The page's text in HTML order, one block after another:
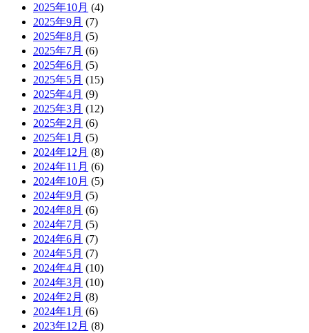
2025年10月 (4)
2025年9月 (7)
2025年8月 (5)
2025年7月 (6)
2025年6月 (5)
2025年5月 (15)
2025年4月 (9)
2025年3月 (12)
2025年2月 (6)
2025年1月 (5)
2024年12月 (8)
2024年11月 (6)
2024年10月 (5)
2024年9月 (5)
2024年8月 (6)
2024年7月 (5)
2024年6月 (7)
2024年5月 (7)
2024年4月 (10)
2024年3月 (10)
2024年2月 (8)
2024年1月 (6)
2023年12月 (8)